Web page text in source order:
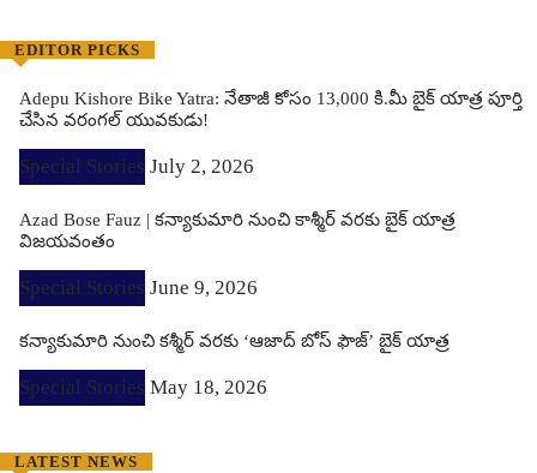
EDITOR PICKS
Adepu Kishore Bike Yatra: నేతాజీ కోసం 13,000 కి.మీ బైక్ యాత్ర పూర్తి
చేసిన వరంగల్ యువకుడు!
Special Stories July 2, 2026
Azad Bose Fauz | కన్యాకుమారి నుంచి కాశ్మీర్ వరకు బైక్ యాత్ర
విజయవంతం
Special Stories June 9, 2026
కన్యాకుమారి నుంచి కశ్మీర్ వరకు ‘ఆజాద్ బోస్ ఫౌజ్’ బైక్ యాత్ర
Special Stories May 18, 2026
LATEST NEWS